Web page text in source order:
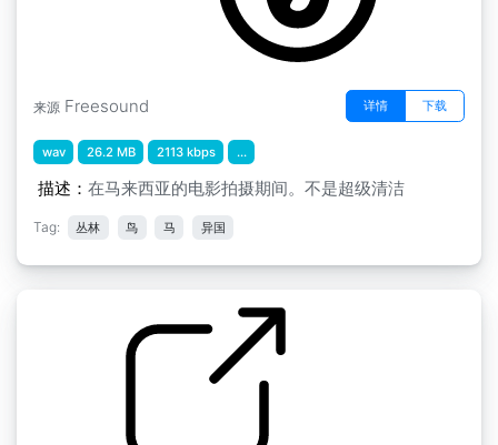
来源 Freesound 详情 下载
wav 26.2 MB 2113 kbps ...
描述： 在马来西亚的电影拍摄期间。不是超级清洁
Tag: 丛林 鸟 马 异国